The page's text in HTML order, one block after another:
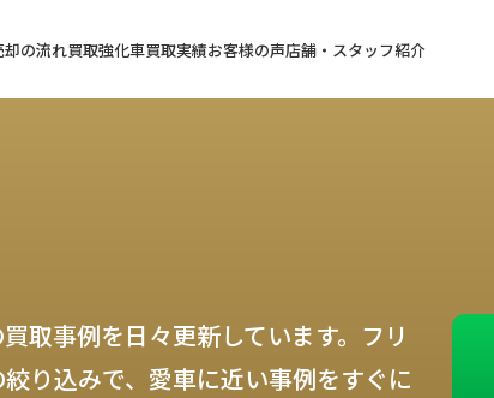
却の流れ買取強化車買取実績お客様の声店舗・スタッフ紹介
取事例を日々更新しています。フリ
り込みで、愛車に近い事例をすぐに